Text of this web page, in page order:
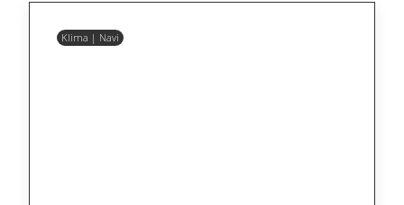
Klima | Navi